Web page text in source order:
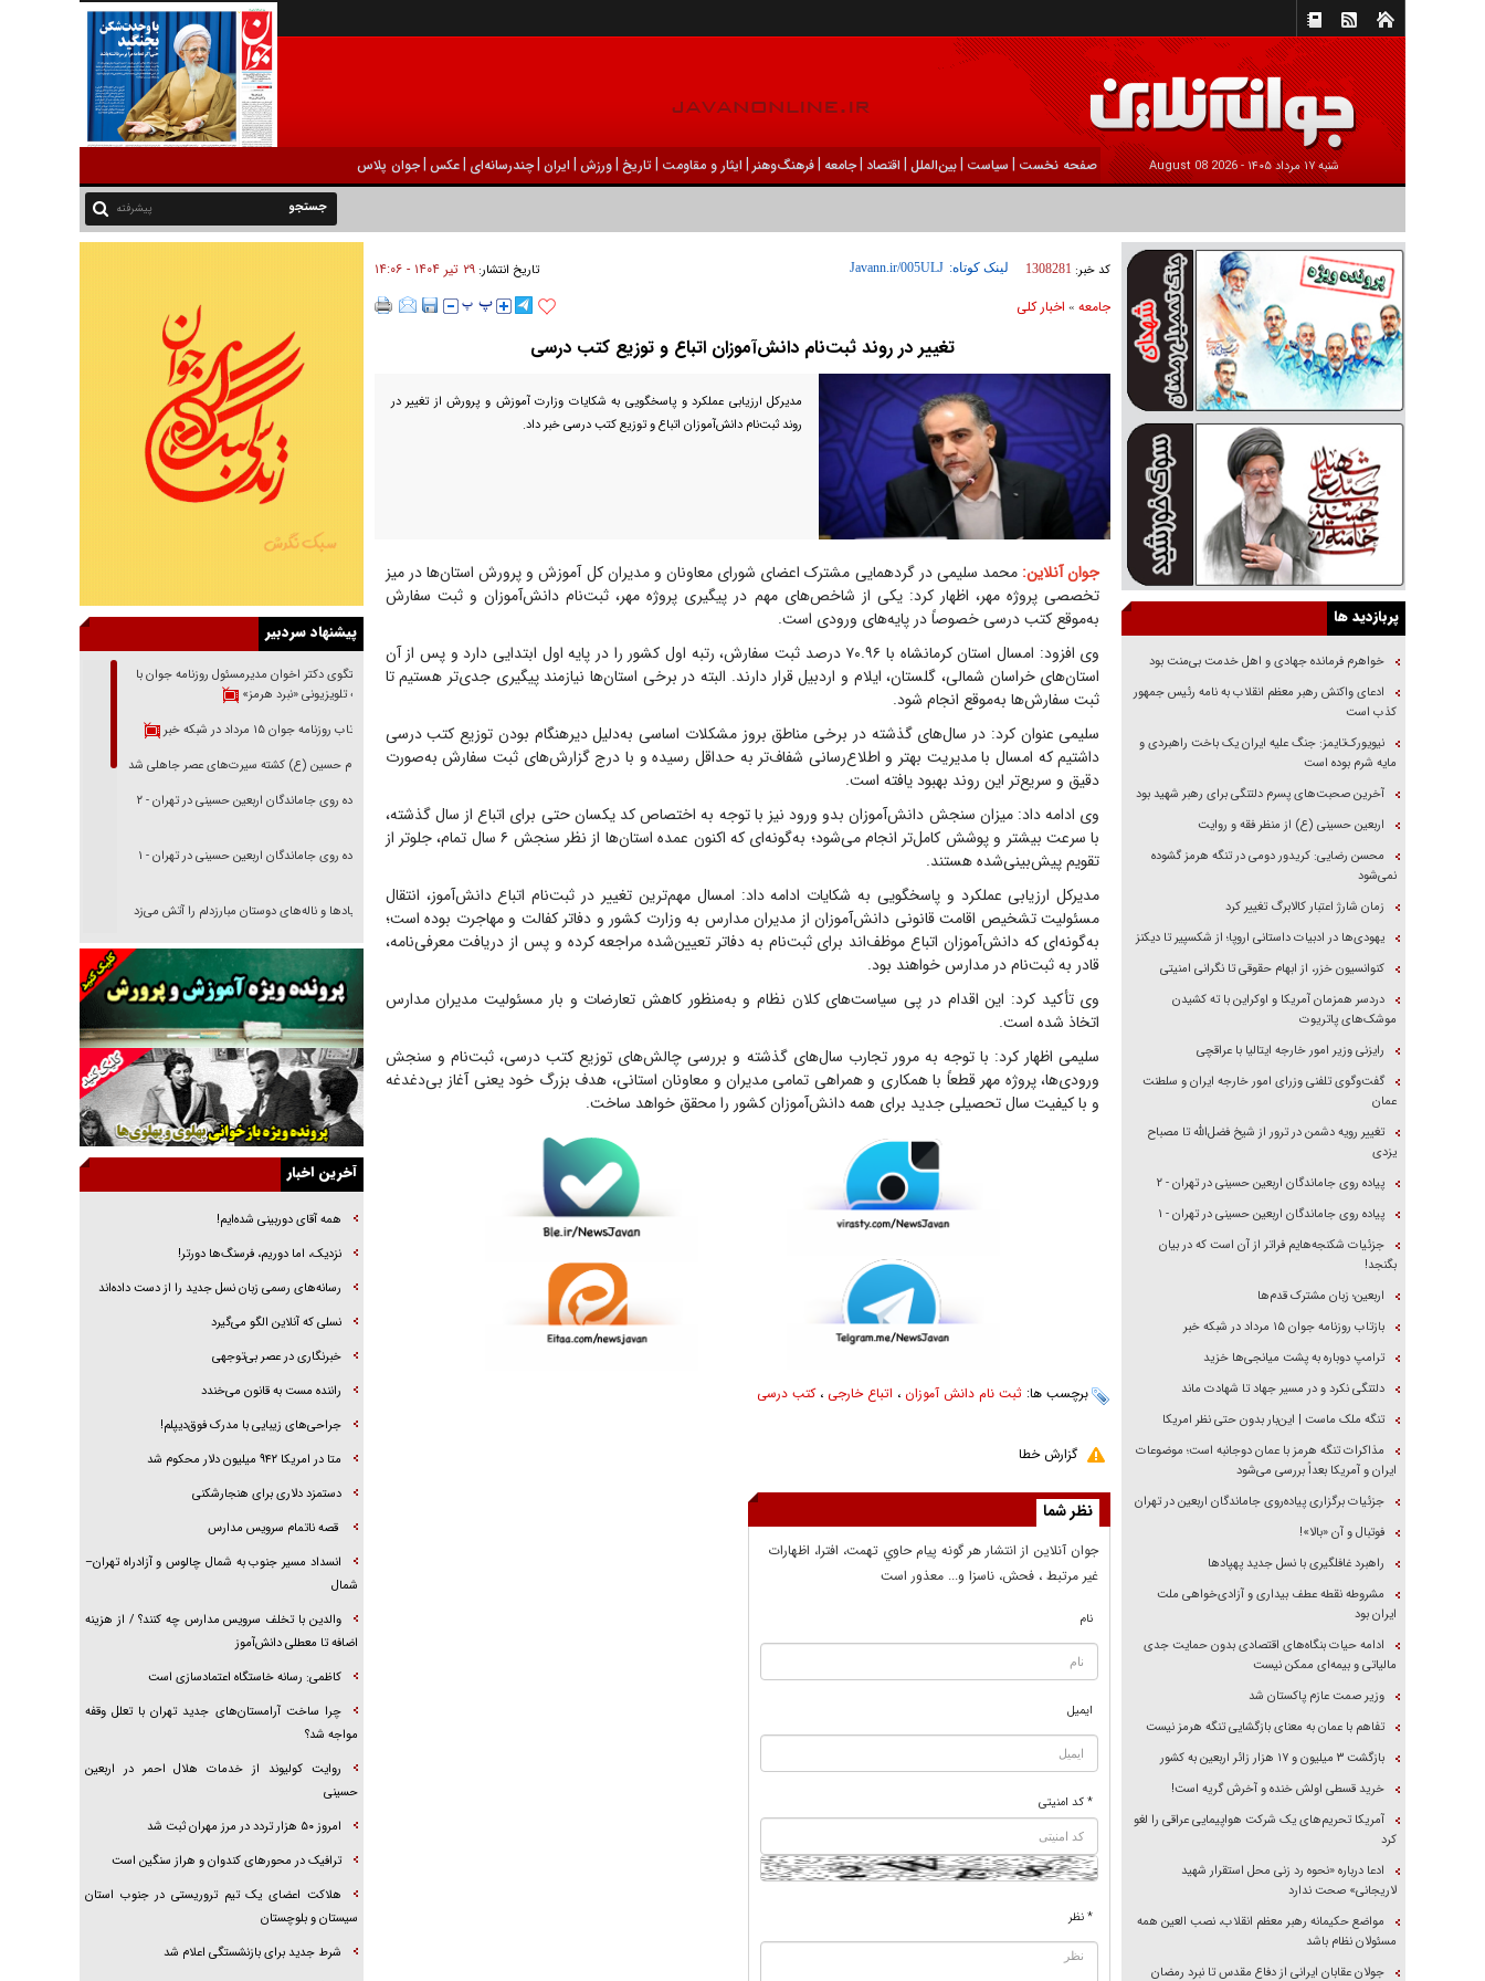
شنبه ۱۷ مرداد ۱۴۰۵ - 2026 August 08 صفحه نخست | سیاست |بين‌الملل | اقتصاد |جامعه |فرهنگ‌و‌هنر | ایثار و مقاومت |تاریخ |ورزش | ايران |چندرسانه‌ای |عکس |جوان پلاس
پیشرفته
کد خبر: 1308281 لینک کوتاه: تاریخ انتشار:۲۹ تير ۱۴۰۴ - ۱۴:۰۶
جامعه» اخبار كلی
تغییر در روند ثبت‌نام دانش‌آموزان اتباع و توزیع کتب درسی
مدیرکل ارزیابی عملکرد و پاسخگویی به شکایات وزارت آموزش و پرورش از تغییر در
روند ثبت‌نام دانش‌آموزان اتباع و توزیع کتب درسی خبر داد.
جوان آنلاین: محمد سلیمی در گردهمایی مشترک اعضای شورای معاونان و مدیران کل آموزش و پرورش استان‌ها در میز
تخصصی پروژه مهر، اظهار کرد: یکی از شاخص‌های مهم در پیگیری پروژه مهر، ثبت‌نام دانش‌آموزان و ثبت سفارش
به‌موقع کتب درسی خصوصاً در پایه‌های ورودی است.
وی افزود: امسال استان کرمانشاه با ۷۰.۹۶ درصد ثبت سفارش، رتبه اول کشور را در پایه اول ابتدایی دارد و پس از آن
استان‌های خراسان شمالی، گلستان، ایلام و اردبیل قرار دارند. البته در برخی استان‌ها نیازمند پیگیری جدی‌تر هستیم تا
ثبت سفارش‌ها به‌موقع انجام شود.
سلیمی عنوان کرد: در سال‌های گذشته در برخی مناطق بروز مشکلات اساسی به‌دلیل دیرهنگام بودن توزیع کتب درسی
داشتیم که امسال با مدیریت بهتر و اطلاع‌رسانی شفاف‌تر به حداقل رسیده و با درج گزارش‌های ثبت سفارش به‌صورت
دقیق و سریع‌تر این روند بهبود یافته است.
وی ادامه داد: میزان سنجش دانش‌آموزان بدو ورود نیز با توجه به اختصاص کد یکسان حتی برای اتباع از سال گذشته،
با سرعت بیشتر و پوشش کامل‌تر انجام می‌شود؛ به‌گونه‌ای که اکنون عمده استان‌ها از نظر سنجش ۶ سال تمام، جلوتر از
تقویم پیش‌بینی‌شده هستند.
مدیرکل ارزیابی عملکرد و پاسخگویی به شکایات ادامه داد: امسال مهم‌ترین تغییر در ثبت‌نام اتباع دانش‌آموز، انتقال
مسئولیت تشخیص اقامت قانونی دانش‌آموزان از مدیران مدارس به وزارت کشور و دفاتر کفالت و مهاجرت بوده است؛
به‌گونه‌ای که دانش‌آموزان اتباع موظف‌اند برای ثبت‌نام به دفاتر تعیین‌شده مراجعه کرده و پس از دریافت معرفی‌نامه،
قادر به ثبت‌نام در مدارس خواهند بود.
وی تأکید کرد: این اقدام در پی سیاست‌های کلان نظام و به‌منظور کاهش تعارضات و بار مسئولیت مدیران مدارس
اتخاذ شده است.
سلیمی اظهار کرد: با توجه به مرور تجارب سال‌های گذشته و بررسی چالش‌های توزیع کتب درسی، ثبت‌نام و سنجش
ورودی‌ها، پروژه مهر قطعاً با همکاری و همراهی تمامی مدیران و معاونان استانی، هدف بزرگ خود یعنی آغاز بی‌دغدغه
و با کیفیت سال تحصیلی جدید برای همه دانش‌آموزان کشور را محقق خواهد ساخت.
برچسب ها: ثبت نام دانش آموزان ، اتباع خارجی ،کتب درسی
گزارش خطا
نظر شما
جوان آنلاين از انتشار هر گونه پيام حاوي تهمت، افترا، اظهارات
غير مرتبط ، فحش، ناسزا و... معذور است
نام
ایمیل
* کد امنیتی
* نظر
پربازدید ها
خواهرم فرمانده جهادی و اهل خدمت بی‌منت بود
ادعای واکنش رهبر معظم انقلاب به نامه رئیس جمهور
کذب است
نیویورک‌تایمز: جنگ علیه ایران یک باخت راهبردی و
مایه شرم بوده است
آخرین صحبت‌های پسرم دلتنگی برای رهبر شهید بود
اربعین حسینی (ع) از منظر فقه و روایت
محسن رضایی: کریدور دومی در تنگه هرمز گشوده
نمی‌شود
زمان شارژ اعتبار کالابرگ تغییر کرد
یهودی‌ها در ادبیات داستانی اروپا؛ از شکسپیر تا دیکنز
کنوانسیون خزر، از ابهام حقوقی تا نگرانی امنیتی
دردسر همزمان آمریکا و اوکراین با ته کشیدن
موشک‌های پاتریوت
رایزنی وزیر امور خارجه ایتالیا با عراقچی
گفت‌وگوی تلفنی وزرای امور خارجه ایران و سلطنت
عمان
تغییر رویه دشمن در ترور از شیخ فضل‌الله تا مصباح
یزدی
پیاده روی جاماندگان اربعین حسینی در تهران - ۲
پیاده روی جاماندگان اربعین حسینی در تهران - ۱
جزئیات شکنجه‌هایم فراتر از آن است که در بیان
بگنجد!
اربعین؛ زبان مشترک قدم‌ها
بازتاب روزنامه جوان ۱۵ مرداد در شبکه خبر
ترامپ دوباره به پشت میانجی‌ها خزید
دلتنگی نکرد و در مسیر جهاد تا شهادت ماند
تنگه ملک ماست | این‌بار بدون حتی نظر امریکا
مذاکرات تنگه هرمز با عمان دوجانبه است؛ موضوعات
ایران و آمریکا بعداً بررسی می‌شود
جزئیات برگزاری پیاده‌روی جاماندگان اربعین در تهران
فوتبال و آن «بالا»!
راهبرد غافلگیری با نسل جدید پهپاد‌ها
مشروطه نقطه عطف بیداری و آزادی‌خواهی ملت
ایران بود
ادامه حیات بنگاه‌های اقتصادی بدون حمایت جدی
مالیاتی و بیمه‌ای ممکن نیست
وزیر صمت عازم پاکستان شد
تفاهم با عمان به معنای بازگشایی تنگه هرمز نیست
بازگشت ۳ میلیون و ۱۷ هزار زائر اربعین به کشور
خرید قسطی اولش خنده و آخرش گریه است!
آمریکا تحریم‌های یک شرکت هواپیمایی عراقی را لغو
کرد
ادعا درباره «نحوه رد زنی محل استقرار شهید
لاریجانی» صحت ندارد
مواضع حکیمانه رهبر معظم انقلاب، نصب العین همه
مسئولان نظام باشد
جولان عقابان ایرانی از دفاع مقدس تا نبرد رمضان
پیشنهاد سردبیر
گفتگوی دکتر اخوان مدیرمسئول روزنامه جوان با
برنامه تلویزیونی «نبرد هرمز»
بازتاب روزنامه جوان ۱۵ مرداد در شبکه خبر
امام حسین (ع) کشته سیرت‌های عصر جاهلی شد
پیاده روی جاماندگان اربعین حسینی در تهران - ۲
پیاده روی جاماندگان اربعین حسینی در تهران - ۱
فریاد‌ها و ناله‌های دوستان مبارزدلم را آتش می‌زد
تغییر رویه دشمن در ترور از شیخ فضل‌الله تا مصباح
خرید قسطی اولش خنده و آخرش گریه است!
فوتبال و آن «بالا»!
راهبرد غافلگیری با نسل جدید پهپاد‌ها
جنجال پزشکان تقلبی در صنعت زیبایی
یهودی‌ها در ادبیات داستانی اروپا؛ از شکسپیر تا
دیکنز
خواهرم فرمانده جهادی و اهل خدمت بی‌منت بود
جزئیات شکنجه‌هایم فراتر از آن است که در بیان
برابر یورش به پاسگاه‌های پلیس
آخرین اخبار
همه آقای دوربینی شده‌ایم!
نزدیک، اما دوریم، فرسنگ‌ها دورتر!
رسانه‌های رسمی زبان نسل جدید را از دست داده‌اند
نسلی که آنلاین الگو می‌گیرد
‌خبرنگاری در عصر بی‌توجهی
راننده مست به قانون می‌خندد
جراحی‌های زیبایی با مدرک فوق‌دیپلم!
متا در امریکا ۹۴۲ میلیون دلار محکوم شد
دستمزد دلاری برای هنجارشکنی
قصه ناتمام سرویس مدارس
انسداد مسیر جنوب به شمال چالوس و آزادراه تهران–
شمال
والدین با تخلف سرویس مدارس چه کنند؟ / از هزینه
اضافه تا معطلی دانش‌آموز
کاظمی: رسانه خاستگاه اعتمادسازی است
چرا ساخت آرامستان‌های جدید تهران با تعلل وقفه
مواجه شد؟
روایت کولیوند از خدمات هلال احمر در اربعین
حسینی
امروز ۵۰ هزار تردد در مرز مهران ثبت شد
ترافیک در محور‌های کندوان و هراز سنگین است
هلاکت اعضای یک تیم تروریستی در جنوب استان
سیستان و بلوچستان
شرط جدید برای بازنشستگی اعلام شد